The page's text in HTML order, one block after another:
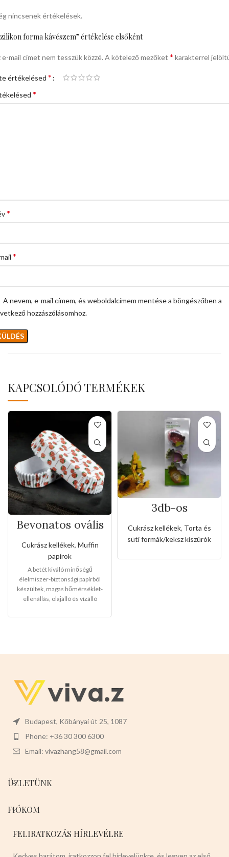
nincsenek értékelések.
forma kávészem” értékelése elsőként
e-mail címet nem tesszük közzé. A kötelező mezőket * karakterrel
értékelésed *
*
*
*
A nevem, e-mail címem, és weboldalcímem mentése a böngészőben a
hozzászólásomhoz.
KAPCSOLÓDÓ TERMÉKEK
Bevonatos ovális
muffinokhoz(50d
b-os)
Cukrász kellékek, Muffin
papírok
A betét kiváló minőségű
élelmiszer-biztonsági papírból
készültek, magas hőmérséklet-
ellenállás, olajálló és vízálló
többcélú, tökéletes torták,
3db-os
kiszúró készlet
cukorka alakkal
Cukrász kellékek, Torta és
süti formák/keksz kiszúrók
Budapest, Kőbányai út 25, 1087
Phone: +36 30 300 6300
Email: vivazhang58@gmail.com
ÜZLETÜNK
FIÓKOM
FELIRATKOZÁS HÍRLEVÉLRE